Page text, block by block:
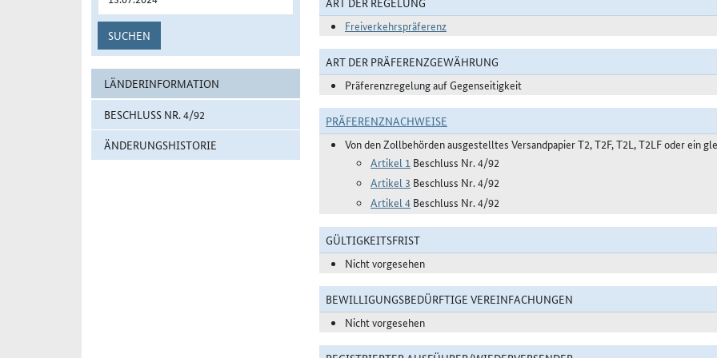
SUCHEN
LÄNDERINFORMATION
BESCHLUSS NR. 4/92
ÄNDERUNGSHISTORIE
Freiverkehrspräferenz
ART DER PRÄFERENZGEWÄHRUNG
Präferenzregelung auf Gegenseitigkeit
PRÄFERENZNACHWEISE
Von den Zollbehörden ausgestelltes Versandpapier T2, T2F, T2L, T2LF oder ein
Artikel 1 Beschluss Nr. 4/92
Artikel 3 Beschluss Nr. 4/92
Artikel 4 Beschluss Nr. 4/92
GÜLTIGKEITSFRIST
Nicht vorgesehen
BEWILLIGUNGSBEDÜRFTIGE VEREINFACHUNGEN
Nicht vorgesehen